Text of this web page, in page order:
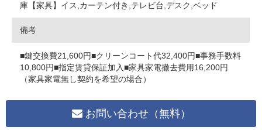
庫【家具】イス,カーテン付き,テレビ台,デスク,ベッド
備考
■鍵交換費21,600円■クリーンコート代32,400円■事務手数料
10,800円■指定賃貸保証加入■家具家電撤去費用16,200円
（家具家電無し契約を希望の場合）
お問い合わせ（無料）